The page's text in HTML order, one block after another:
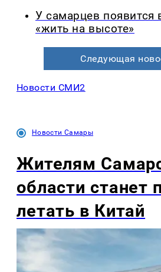
У самарцев появится
«жить на высоте»
Следующая
Новости СМИ2
Новости Самары
Жителям
области станет
летать в Китай